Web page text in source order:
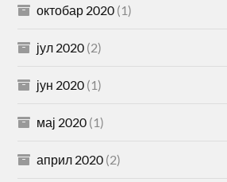
октобар 2020 (1)
јул 2020 (2)
јун 2020 (1)
мај 2020 (1)
април 2020 (2)